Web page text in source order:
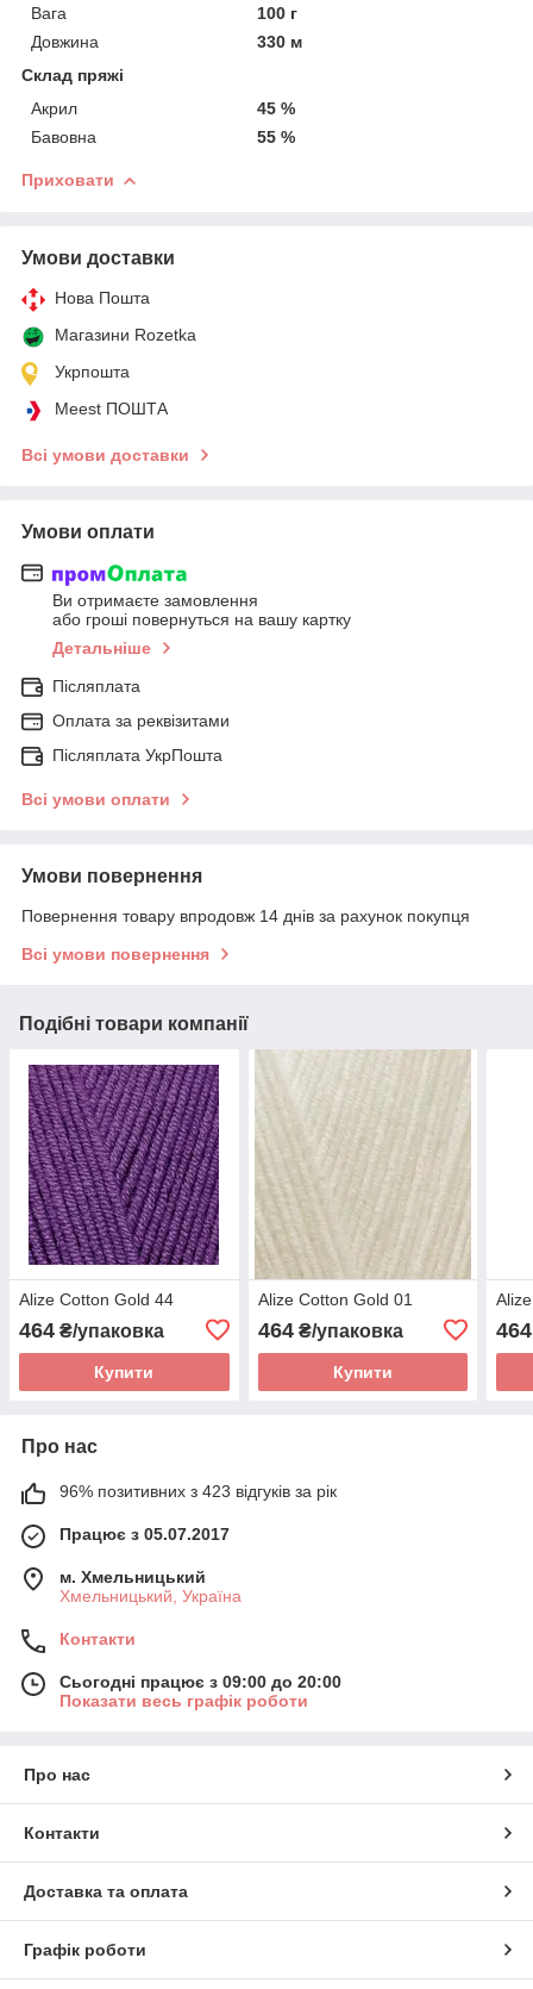
Вага
100 г
Довжина
330 м
Склад пряжі
Акрил
45 %
Бавовна
55 %
Приховати
Умови доставки
Нова Пошта
Магазини Rozetka
Укрпошта
Meest ПОШТА
Всі умови доставки
Умови оплати
Ви отримаєте замовлення
або гроші повернуться на вашу картку
Детальніше
Післяплата
Оплата за реквізитами
Післяплата УкрПошта
Всі умови оплати
Умови повернення
Повернення товару впродовж 14 днів за рахунок покупця
Всі умови повернення
Подібні товари компанії
Alize Cotton Gold 44
464 ₴/упаковка
Купити
Alize Cotton Gold 01
464₴/упаковка
Купити
464
Про нас
96% позитивних з 423 відгуків за рік
Працює з 05.07.2017
м. Хмельницький
Хмельницький, Україна
Контакти
Сьогодні працює з 09:00 до 20:00
Показати весь графік роботи
Про нас
Контакти
Доставка та оплата
Графік роботи